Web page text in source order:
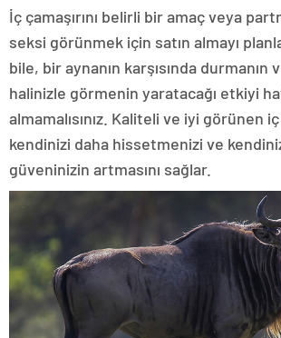
İç çamaşırını belirli bir amaç veya
seksi görünmek için satın almayı
bile, bir aynanın karşısında durmanın
halinizle görmenin yaratacağı etkiyi
almamalısınız. Kaliteli ve iyi görünen iç
kendinizi daha hissetmenizi ve
güveninizin artmasını sağlar.